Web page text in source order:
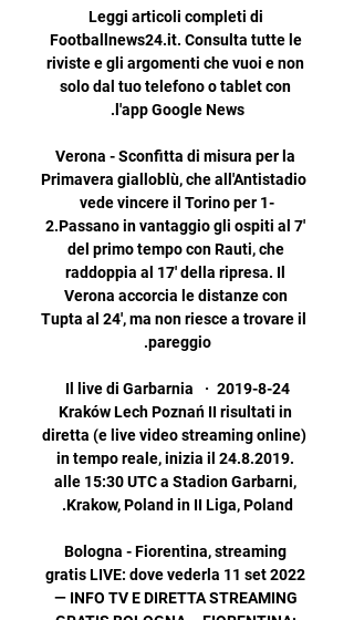
Leggi articoli completi di
Footballnews24.it. Consulta tutte le
riviste e gli argomenti che vuoi e non
solo dal tuo telefono o tablet con
Verona - Sconfitta di misura per la
Primavera gialloblù, che all'Antistadio
vede vincere il Torino per 1-
2.Passano in vantaggio gli ospiti al 7'
del primo tempo con Rauti, che
raddoppia al 17' della ripresa. Il
Verona accorcia le distanze con
Tupta al 24', ma non riesce a trovare il
2019-8-24 · Il live di Garbarnia
Kraków Lech Poznań II risultati in
diretta (e live video streaming online)
in tempo reale, inizia il 24.8.2019.
alle 15:30 UTC a Stadion Garbarni,
Bologna - Fiorentina, streaming
gratis LIVE: dove vederla 11 set 2022
— INFO TV E DIRETTA STREAMING